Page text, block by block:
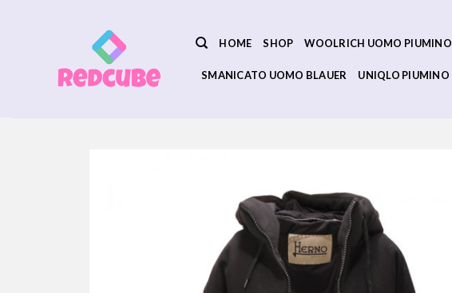
HOME SHOP WOOLRICH UOMO PIUMINO
SMANICATO UOMO BLAUER UNIQLO PIUMINO